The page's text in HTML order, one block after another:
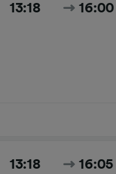
13:18 16:00
13:18 16:05